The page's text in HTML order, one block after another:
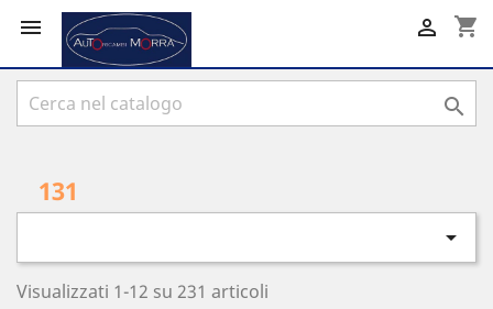
 shopping_cart


131

Visualizzati 1-12 su 231 articoli